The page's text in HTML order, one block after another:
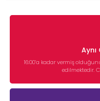
16:00’a kadar vermiş
edilmektedir.